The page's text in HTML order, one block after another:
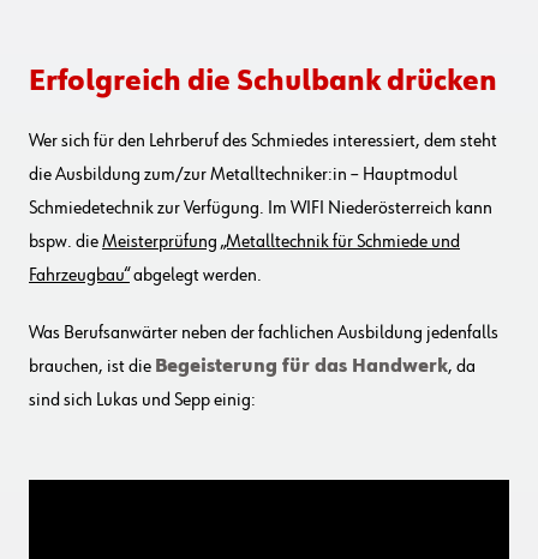
Erfolgreich die Schulbank drücken
Wer sich für den Lehrberuf des Schmiedes interessiert, dem steht
die Ausbildung zum/zur Metalltechniker:in – Hauptmodul
Schmiedetechnik zur Verfügung. Im WIFI Niederösterreich kann
bspw. dieMeisterprüfung „Metalltechnik für Schmiede und
Fahrzeugbau“abgelegt werden.
Was Berufsanwärter neben der fachlichen Ausbildung jedenfalls
brauchen, ist die Begeisterung für das Handwerk, da
sind sich Lukas und Sepp einig: